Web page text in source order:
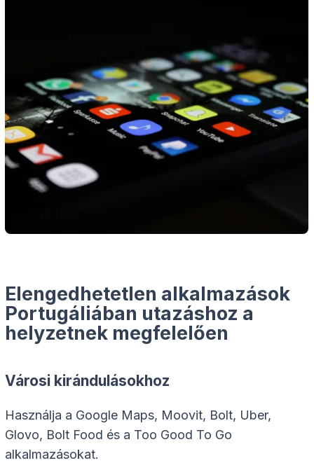
Elengedhetetlen alkalmazások
Portugáliában utazáshoz a
helyzetnek megfelelően
Városi kirándulásokhoz
Használja a Google Maps, Moovit, Bolt, Uber,
Glovo, Bolt Food és a Too Good To Go
alkalmazásokat.